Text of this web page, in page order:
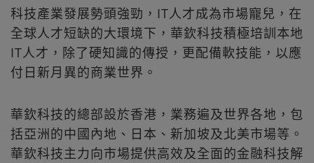
科技產業發展勢頭強勁，IT人才成為市場寵兒，在
全球人才短缺的大環境下，華欽科技積極培訓本地
IT人才，除了硬知識的傳授，更配備軟技能，以應
付日新月異的商業世界。
華欽科技的總部設於香港，業務遍及世界各地，包
括亞洲的中國內地、日本、新加坡及北美市場等。
華欽科技主力向市場提供高效及全面的金融科技解